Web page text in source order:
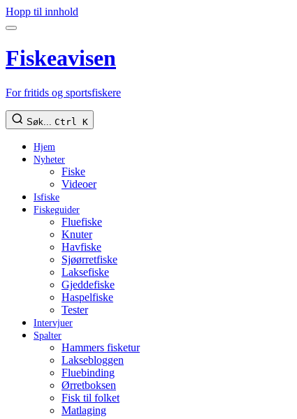
Hopp til innhold
Fiskeavisen
For fritids og sportsfiskere
Søk... Ctrl K
Hjem
Nyheter
Fiske
Videoer
Isfiske
Fiskeguider
Fluefiske
Knuter
Havfiske
Sjøørretfiske
Laksefiske
Gjeddefiske
Haspelfiske
Tester
Intervjuer
Spalter
Hammers fisketur
Laksebloggen
Fluebinding
Ørretboksen
Fisk til folket
Matlaging